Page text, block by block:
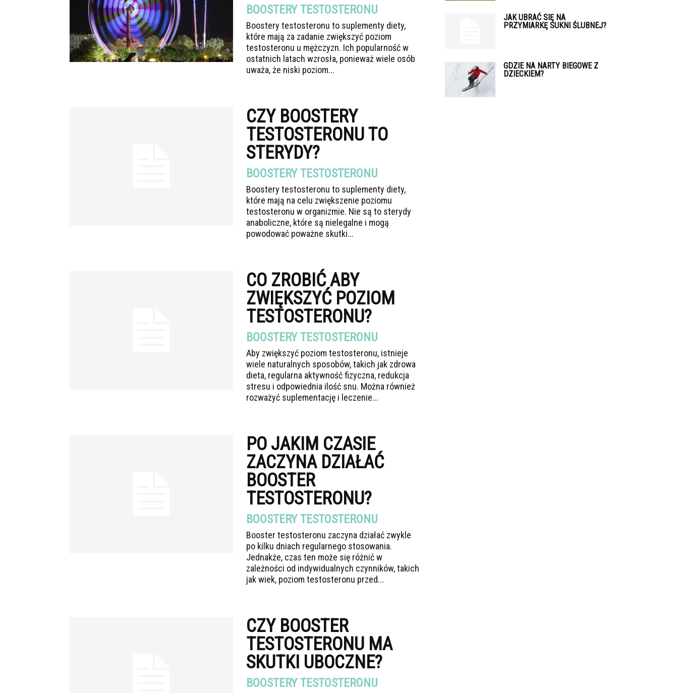
BOOSTERY TESTOSTERONU
Boostery testosteronu to suplementy diety,
które mają za zadanie zwiększyć poziom
testosteronu u mężczyzn. Ich popularność w
ostatnich latach wzrosła, ponieważ wiele osób
uważa, że niski poziom...
CZY BOOSTERY
TESTOSTERONU TO
STERYDY?
BOOSTERY TESTOSTERONU
Boostery testosteronu to suplementy diety,
które mają na celu zwiększenie poziomu
testosteronu w organizmie. Nie są to sterydy
anaboliczne, które są nielegalne i mogą
powodować poważne skutki...
CO ZROBIĆ ABY
ZWIĘKSZYĆ POZIOM
TESTOSTERONU?
BOOSTERY TESTOSTERONU
Aby zwiększyć poziom testosteronu, istnieje
wiele naturalnych sposobów, takich jak zdrowa
dieta, regularna aktywność fizyczna, redukcja
stresu i odpowiednia ilość snu. Można również
rozważyć suplementację i leczenie...
PO JAKIM CZASIE
ZACZYNA DZIAŁAĆ
BOOSTER
TESTOSTERONU?
BOOSTERY TESTOSTERONU
Booster testosteronu zaczyna działać zwykle
po kilku dniach regularnego stosowania.
Jednakże, czas ten może się różnić w
zależności od indywidualnych czynników, takich
jak wiek, poziom testosteronu przed...
CZY BOOSTER
TESTOSTERONU MA
SKUTKI UBOCZNE?
BOOSTERY TESTOSTERONU
JAK UBRAĆ SIĘ NA
PRZYMIARKĘ SUKNI ŚLUBNEJ?
GDZIE NA NARTY BIEGOWE Z
DZIECKIEM?